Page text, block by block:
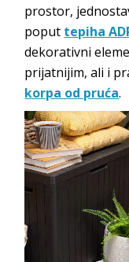
prostor,
poput tepiha
dekorativni
prijatnijim, ali i
korpa od pruća.